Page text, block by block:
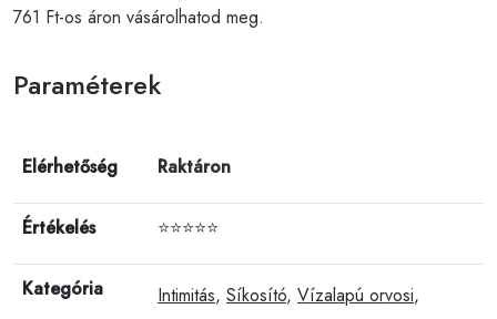
761 Ft-os áron vásárolhatod meg.
Paraméterek
Elérhetőség Raktáron
Értékelés ⭐⭐⭐⭐⭐
Kategória Intimitás, Síkosító, Vízalapú orvosi,